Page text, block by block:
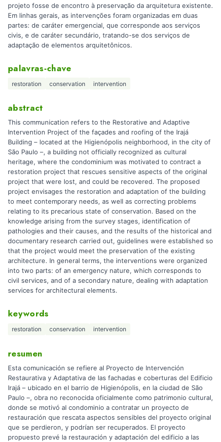
projeto fosse de encontro à preservação da arquitetura existente.
Em linhas gerais, as intervenções foram organizadas em duas
partes: de caráter emergencial, que corresponde aos serviços
civis, e de caráter secundário, tratando-se dos serviços de
adaptação de elementos arquitetônicos.
palavras-chave
restoration conservation intervention
abstract
This communication refers to the Restorative and Adaptive
Intervention Project of the façades and roofing of the Irajá
Building – located at the Higienópolis neighborhood, in the city of
São Paulo –, a building not officially recognized as cultural
heritage, where the condominium was motivated to contract a
restoration project that rescues sensitive aspects of the original
project that were lost, and could be recovered. The proposed
project envisages the restoration and adaptation of the building
to meet contemporary needs, as well as correcting problems
relating to its precarious state of conservation. Based on the
knowledge arising from the survey stages, identification of
pathologies and their causes, and the results of the historical and
documentary research carried out, guidelines were established so
that the project would meet the preservation of the existing
architecture. In general terms, the interventions were organized
into two parts: of an emergency nature, which corresponds to
civil services, and of a secondary nature, dealing with adaptation
services for architectural elements.
keywords
restoration conservation intervention
resumen
Esta comunicación se refiere al Proyecto de Intervención
Restaurativa y Adaptativa de las fachadas e coberturas del Edificio
Irajá – ubicado en el barrio de Higienópolis, en la ciudad de São
Paulo –, obra no reconocida oficialmente como patrimonio cultural,
donde se motivó al condominio a contratar un proyecto de
restauración que rescata aspectos sensibles del proyecto original
que se perdieron, y podrían ser recuperados. El proyecto
propuesto prevé la restauración y adaptación del edificio a las